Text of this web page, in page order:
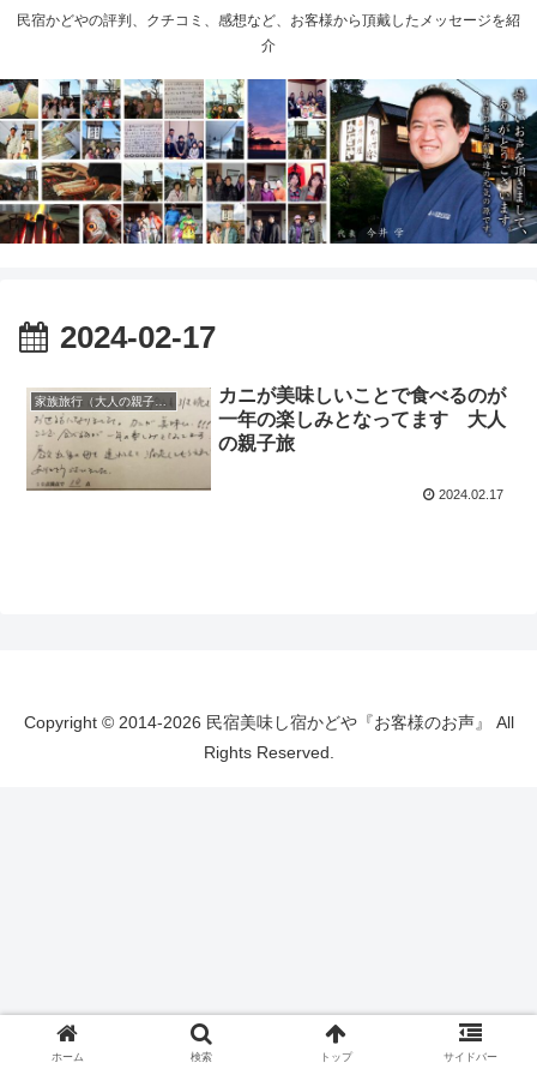
民宿かどやの評判、クチコミ、感想など、お客様から頂戴したメッセージを紹
介
2024-02-17
カニが美味しいことで食べるのが
一年の楽しみとなってます 大人
の親子旅
2024.02.17
Copyright © 2014-2026 民宿美味し宿かどや『お客様のお声』 All
Rights Reserved.
ホーム 検索 トップ サイドバー